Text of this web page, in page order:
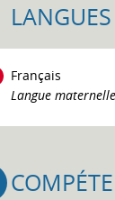
LANGUES
Français
Langue maternelle